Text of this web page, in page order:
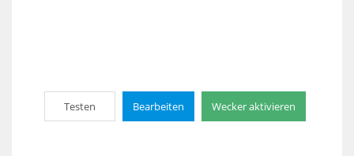
Testen Bearbeiten Wecker aktivieren